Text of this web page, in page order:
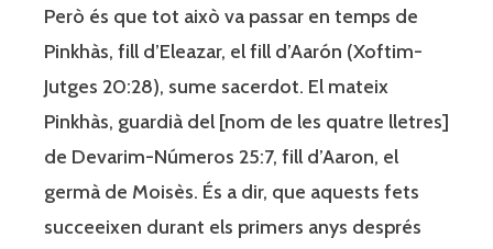
Però és que tot això va passar en temps de
Pinkhàs, fill d’Eleazar, el fill d’Aarón (Xoftim-
Jutges 20:28), sume sacerdot. El mateix
Pinkhàs, guardià del [nom de les quatre lletres]
de Devarim-Números 25:7, fill d’Aaron, el
germà de Moisès. És a dir, que aquests fets
succeeixen durant els primers anys després